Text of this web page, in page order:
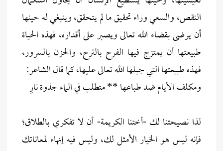
النقص، والسعي وراء تحقيق ما لم يتحقق، وينبغي له حينها
أن يرضى بقضاء الله تعالى ويصبر على أقداره، فهذه الحياة
طبيعتها أن يمتزج فيها الفرح بالترح، والحزن بالسرور،
فهذه طبيعتها التي جبلها الله تعالى عليها، كما قال الشاعر:
ومكلف الأيام ضد طباعها ** متطلب في الماء جذوة نارِ
لذا نصيحتنا لك -أختنا الكريمة- أن لا تفكري بالطلاق؛
فإنه ليس هو الخيار الأمثل لك، وليس فيه إنهاء لمعاناتك